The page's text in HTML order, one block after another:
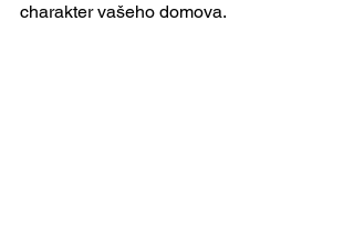
charakter vašeho domova.